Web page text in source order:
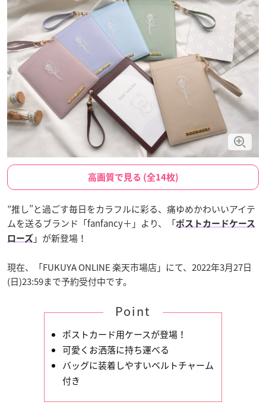
高画質で見る (全14枚)
”推し”と過ごす毎日をカラフルに彩る、痛ゆめかわいいアイテ
ムを送るブランド「fanfancy＋」より、「ポストカードケース
ローズ 」が新登場！
現在、「FUKUYA ONLINE 楽天市場店」にて、2022年3月27日
(日)23:59まで予約受付中です。
Point
ポストカード用ケースが登場！
可愛くお洒落に持ち運べる
バッグに装着しやすいベルトチャーム
付き